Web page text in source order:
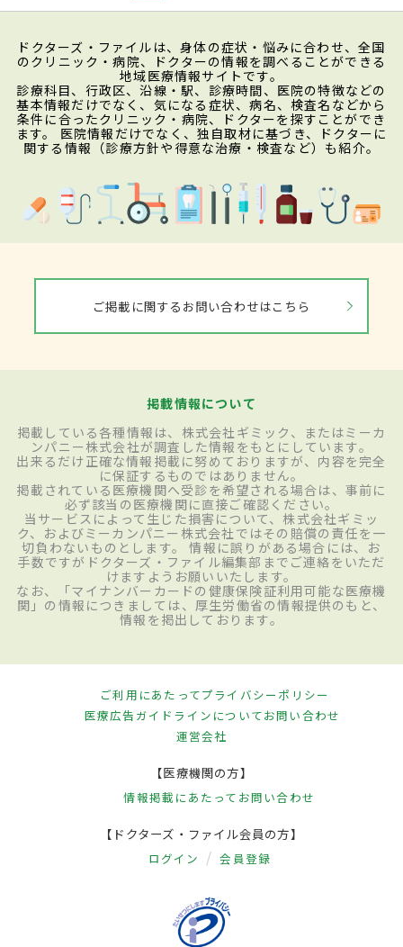
ドクターズ・ファイルは、身体の症状・悩みに合わせ、全国
のクリニック・病院、ドクターの情報を調べることができる
地域医療情報サイトです。
診療科目、行政区、沿線・駅、診療時間、医院の特徴などの
基本情報だけでなく、気になる症状、病名、検査名などから
条件に合ったクリニック・病院、ドクターを探すことができ
ます。 医院情報だけでなく、独自取材に基づき、ドクターに
関する情報（診療方針や得意な治療・検査など）も紹介。
ご掲載に関するお問い合わせはこちら
掲載情報について
掲載している各種情報は、株式会社ギミック、またはミーカ
ンパニー株式会社が調査した情報をもとにしています。
出来るだけ正確な情報掲載に努めておりますが、内容を完全
に保証するものではありません。
掲載されている医療機関へ受診を希望される場合は、事前に
必ず該当の医療機関に直接ご確認ください。
当サービスによって生じた損害について、株式会社ギミッ
ク、およびミーカンパニー株式会社ではその賠償の責任を一
切負わないものとします。 情報に誤りがある場合には、お
手数ですがドクターズ・ファイル編集部までご連絡をいただ
けますようお願いいたします。
なお、「マイナンバーカードの健康保険証利用可能な医療機
関」の情報につきましては、厚生労働省の情報提供のもと、
情報を掲出しております。
ご利用にあたってプライバシーポリシー
医療広告ガイドラインについてお問い合わせ
運営会社
【医療機関の方】
情報掲載にあたって お問い合わせ
【ドクターズ・ファイル会員の方】
ログイン 会員登録